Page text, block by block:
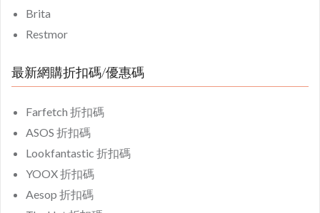
Brita
Restmor
最新網購折扣碼/優惠碼
Farfetch 折扣碼
ASOS 折扣碼
Lookfantastic 折扣碼
YOOX 折扣碼
Aesop 折扣碼